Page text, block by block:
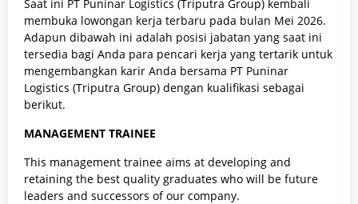
Saat ini PT Puninar Logistics (Triputra Group) kembali
membuka lowongan kerja terbaru pada bulan Mei 2026.
Adapun dibawah ini adalah posisi jabatan yang saat ini
tersedia bagi Anda para pencari kerja yang tertarik untuk
mengembangkan karir Anda bersama PT Puninar
Logistics (Triputra Group) dengan kualifikasi sebagai
berikut.
MANAGEMENT TRAINEE
This management trainee aims at developing and
retaining the best quality graduates who will be future
leaders and successors of our company.